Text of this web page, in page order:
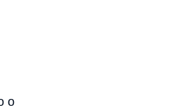
o